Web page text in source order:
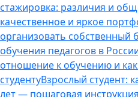
стажировка: различия и
качественное и яркое
организовать собственный
обучения педагогов в
отношение к обучению и
студентуВзрослый студент:
лет — пошаговая